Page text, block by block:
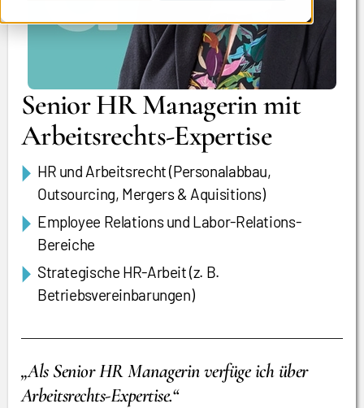
Senior HR Managerin mit
Arbeitsrechts-Expertise
HR und Arbeitsrecht (Personalabbau,
Outsourcing, Mergers & Aquisitions)
Employee Relations und Labor-Relations-
Bereiche
Strategische HR-Arbeit (z. B.
Betriebsvereinbarungen)
„Als Senior HR Managerin verfüge ich über
Arbeitsrechts-Expertise.“